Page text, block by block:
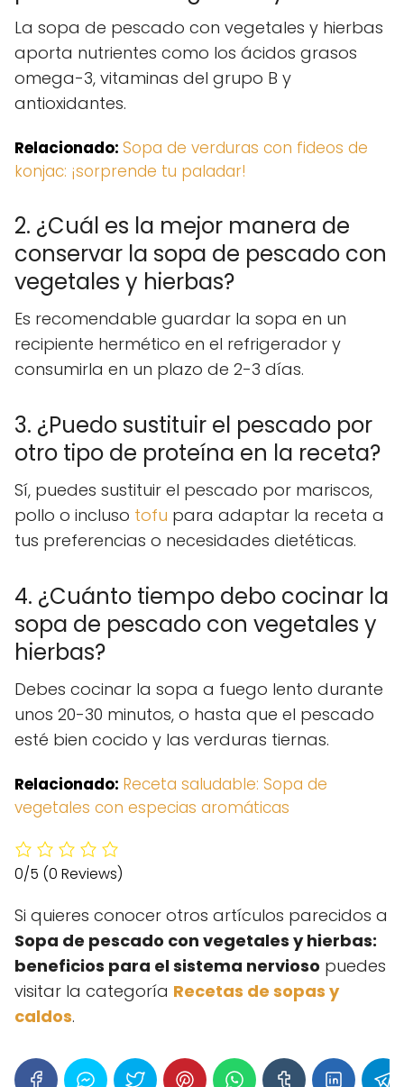
La sopa de pescado con vegetales y hierbas
aporta nutrientes como los ácidos grasos
omega-3, vitaminas del grupo B y
antioxidantes.
Relacionado: Sopa de verduras con fideos de
konjac: ¡sorprende tu paladar!
2. ¿Cuál es la mejor manera de
conservar la sopa de pescado con
vegetales y hierbas?
Es recomendable guardar la sopa en un
recipiente hermético en el refrigerador y
consumirla en un plazo de 2-3 días.
3. ¿Puedo sustituir el pescado por
otro tipo de proteína en la receta?
Sí, puedes sustituir el pescado por mariscos,
pollo o incluso tofu para adaptar la receta a
tus preferencias o necesidades dietéticas.
4. ¿Cuánto tiempo debo cocinar la
sopa de pescado con vegetales y
hierbas?
Debes cocinar la sopa a fuego lento durante
unos 20-30 minutos, o hasta que el pescado
esté bien cocido y las verduras tiernas.
Relacionado: Receta saludable: Sopa de
vegetales con especias aromáticas
0/5 (0 Reviews)
Si quieres conocer otros artículos parecidos a
Sopa de pescado con vegetales y hierbas:
beneficios para el sistema nervioso puedes
visitar la categoría Recetas de sopas y
caldos.